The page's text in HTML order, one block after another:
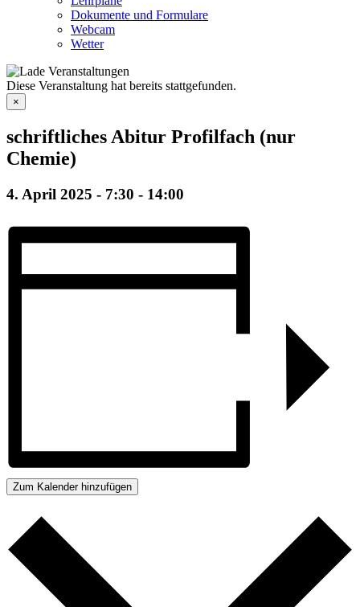
Dokumente und Formulare
Webcam
Wetter
Diese Veranstaltung hat bereits stattgefunden.
×
schriftliches Abitur Profilfach (nur
Chemie)
4. April 2025 - 7:30 - 14:00
Zum Kalender hinzufügen